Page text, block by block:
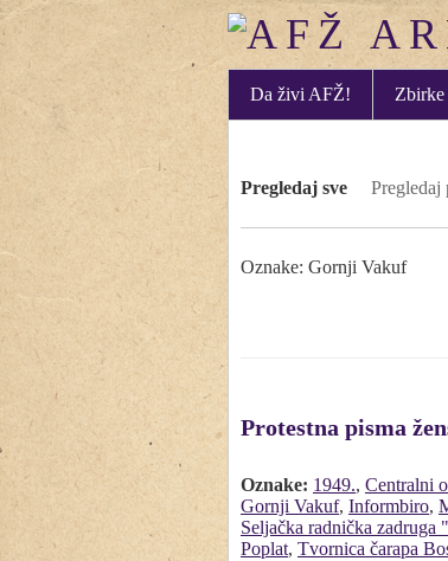
Da živi AFŽ! Zbirke
Pregledaj sve Pregledaj
Oznake: Gornji Vakuf
Protestna pisma
Oznake: 1949., Centralni
Gornji Vakuf, Informbiro,
Seljačka radnička zadruga
Poplat, Tvornica čarapa